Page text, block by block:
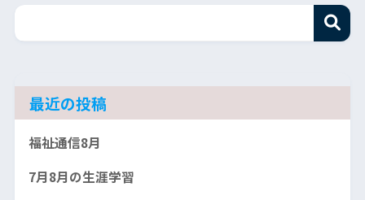
最近の投稿
福祉通信8月
7月8月の生涯学習